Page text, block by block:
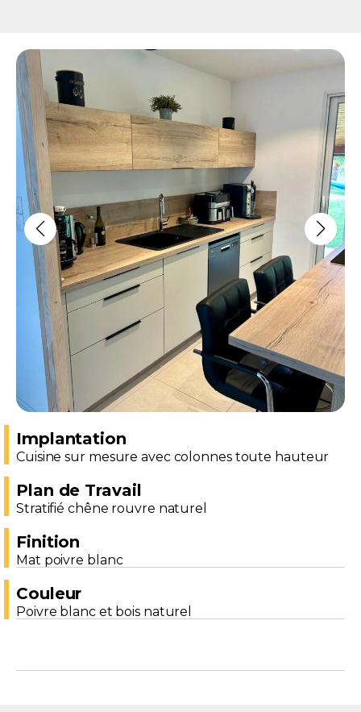
Implantation
Cuisine sur mesure avec colonnes toute hauteur
Plan de Travail
Stratifié chêne rouvre naturel
Finition
Mat poivre blanc
Couleur
Poivre blanc et bois naturel